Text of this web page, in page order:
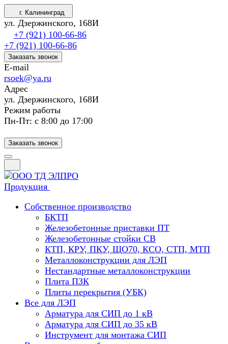
г. Калининград
ул. Дзержинского, 168И
+7 (921) 100-66-86
+7 (921) 100-66-86
Заказать звонок
E-mail
rsoek@ya.ru
Адрес
ул. Дзержинского, 168И
Режим работы
Пн-Пт: с 8:00 до 17:00
Заказать звонок
Продукция
Собственное производство
БКТП
Железобетонные приставки ПТ
Железобетонные стойки СВ
КТП, КРУ, ПКУ, ЩО70, КСО, СТП, МТП
Металлоконструкции для ЛЭП
Нестандартные металлоконструкции
Плита ПЗК
Плиты перекрытия (УБК)
Все для ЛЭП
Арматура для СИП до 1 кВ
Арматура для СИП до 35 кВ
Инструмент для монтажа СИП